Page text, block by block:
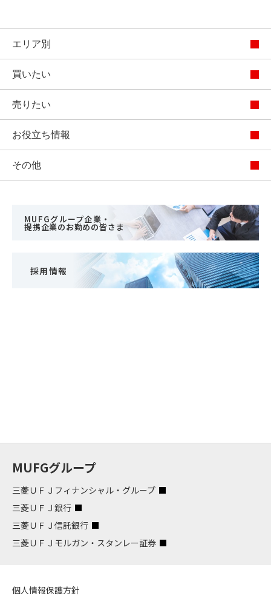
エリア別
買いたい
売りたい
お役立ち情報
その他
MUFGグループ企業・
提携企業のお勤めの皆さま
採用情報
MUFGグループ
三菱ＵＦＪフィナンシャル・グループ
三菱ＵＦＪ銀行
三菱ＵＦＪ信託銀行
三菱ＵＦＪモルガン・スタンレー証券
個人情報保護方針